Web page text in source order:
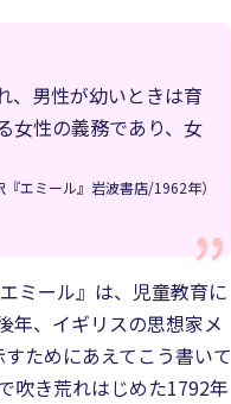
、男性が幼いときは育
女性の義務であり、女
エミール』岩波書店/1962年）
ミール』は、児童教育に
年、イギリスの思想家メ
ためにあえてこう書いて
吹き荒れはじめた1792年